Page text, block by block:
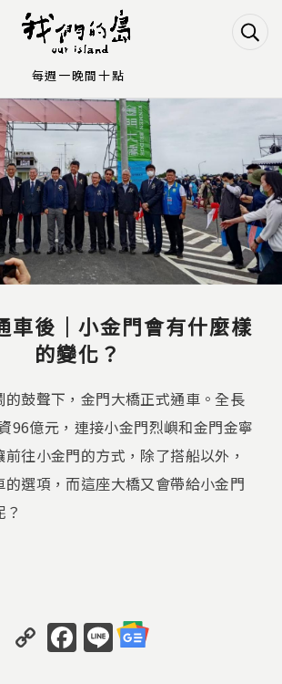
Jump to Navigation
Jump to Main content
車後｜小金門會有什麼樣
的變化？
的鼓聲下，金門大橋正式通車。全長
96億元，連接小金門烈嶼和金門金寧
往小金門的方式，除了搭船以外，
的選項，而這座大橋又會帶給小金門
C
o
F
a
Li
n
每週一晚間十點